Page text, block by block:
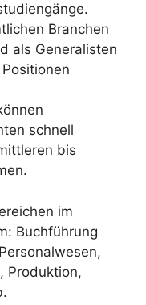
Branchen
als Generalisten
schnell
bis
im
Buchführung
Produktion,